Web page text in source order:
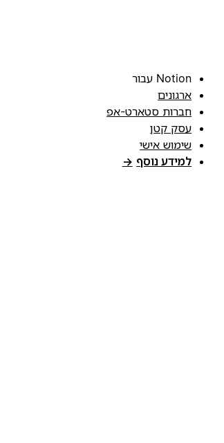
Notion עבור
ארגונים
חברות סטארט-אפ
עסק קטן
שימוש אישי
למידע נוסף →